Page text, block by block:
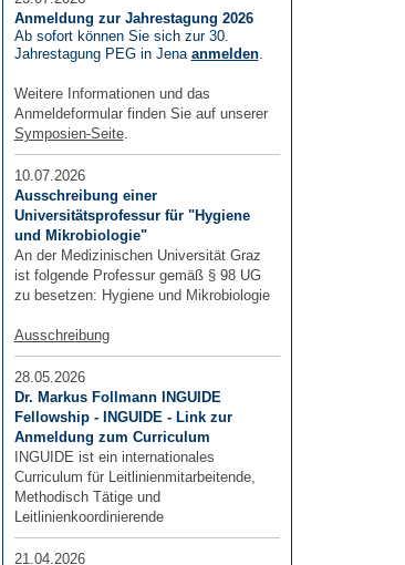
Anmeldung zur Jahrestagung 2026
Ab sofort können Sie sich zur 30.
Jahrestagung PEG in Jena anmelden.
Weitere Informationen und das
Anmeldeformular finden Sie auf unserer
Symposien-Seite.
10.07.2026
Ausschreibung einer
Universitätsprofessur für "Hygiene
und Mikrobiologie"
An der Medizinischen Universität Graz
ist folgende Professur gemäß § 98 UG
zu besetzen: Hygiene und Mikrobiologie
Ausschreibung
28.05.2026
Dr. Markus Follmann INGUIDE
Fellowship - INGUIDE - Link zur
Anmeldung zum Curriculum
INGUIDE ist ein internationales
Curriculum für Leitlinienmitarbeitende,
Methodisch Tätige und
Leitlinienkoordinierende
21.04.2026